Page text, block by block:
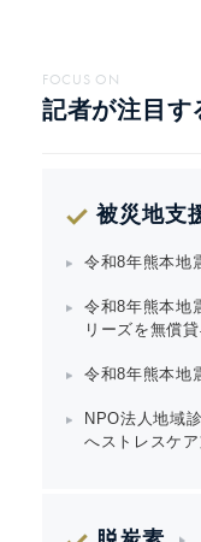
FOCUS ON
記者が注目す
被災地支
令和8年熊本地
令和8年熊本地
リーズを無償
令和8年熊本地
NPO法人地域
へストレスケ